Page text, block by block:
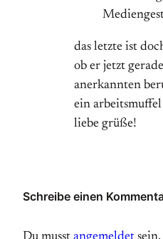
das letzte ist
ob er jetzt
anerkannten
ein arbeitsmuffel
liebe grüße!
Schreibe einen